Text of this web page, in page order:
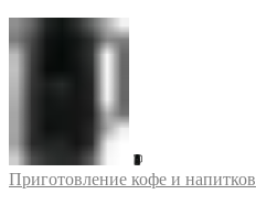
Приготовление кофе и напитков